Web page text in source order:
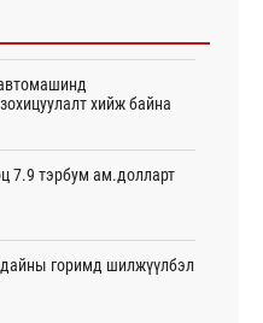
хийж байна
7.9 тэрбум ам.долларт
дайны горимд шилжүүлбэл